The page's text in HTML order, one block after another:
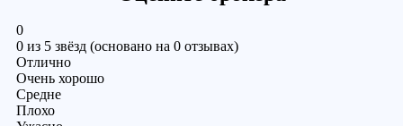
0
0 из 5 звёзд (основано на 0 отзывах)
Отлично
Очень хорошо
Средне
Плохо